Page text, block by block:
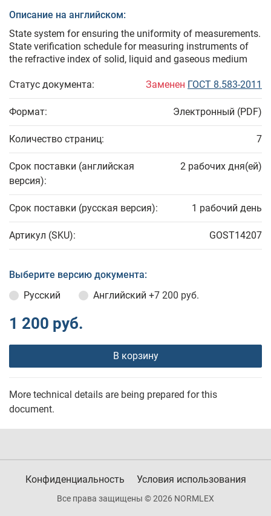
Описание на английском:
State system for ensuring the uniformity of measurements.
State verification schedule for measuring instruments of
the refractive index of solid, liquid and gaseous medium
Статус документа: Заменен ГОСТ 8.583-2011
Формат: Электронный (PDF)
Количество страниц: 7
Срок поставки (английская
версия):
2 рабочих дня(ей)
Срок поставки (русская версия): 1 рабочий день
Артикул (SKU): GOST14207
Выберите версию документа:
Русский
Английский +7 200 руб.
1 200 руб.
В корзину
More technical details are being prepared for this
document.
Конфиденциальность Условия использования
Все права защищены © 2026 NORMLEX